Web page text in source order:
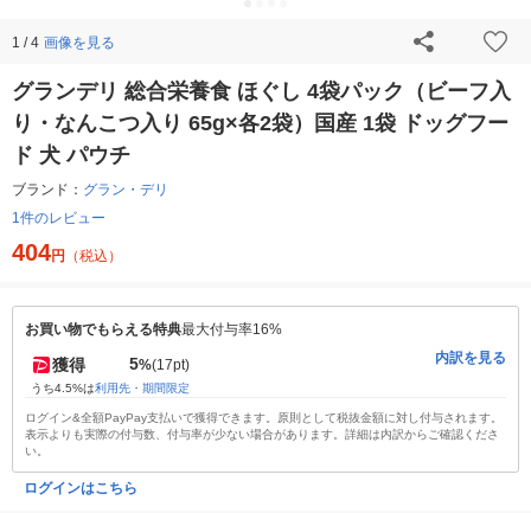
1 / 4 画像を見る
グランデリ 総合栄養食 ほぐし 4袋パック（ビーフ入
り・なんこつ入り 65g×各2袋）国産 1袋 ドッグフー
ド 犬 パウチ
ブランド： グラン・デリ
1件のレビュー
404円 （税込）
お買い物でもらえる特典最大付与率16%
獲得 5%(17pt)
うち4.5%は利用先・期間限定
内訳を見る
ログイン&全額PayPay支払いで獲得できます。原則として税抜金額に対し付与されます。
表示よりも実際の付与数、付与率が少ない場合があります。詳細は内訳からご確認くださ
い。
ログインはこちら